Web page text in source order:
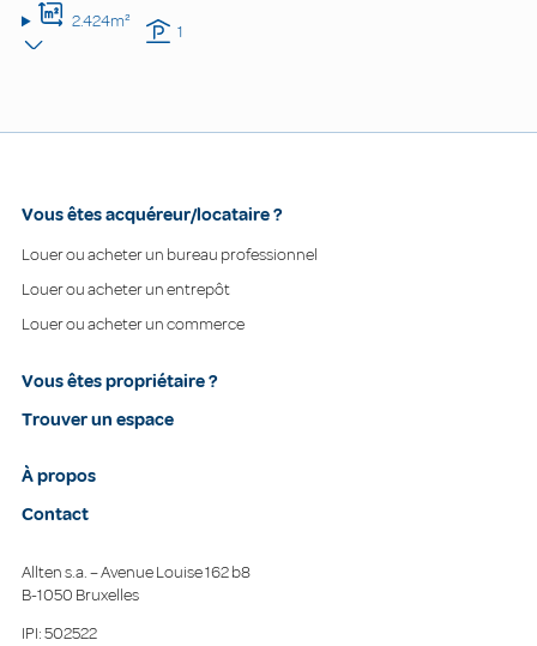
2.424m² 1
Vous êtes acquéreur/locataire ?
Louer ou acheter un bureau professionnel
Louer ou acheter un entrepôt
Louer ou acheter un commerce
Vous êtes propriétaire ?
Trouver un espace
À propos
Contact
Allten s.a. – Avenue Louise 162 b8
B-1050 Bruxelles
IPI: 502522